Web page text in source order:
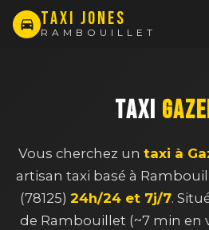
TAXI JONES
RAMBOUILLET
TAXI
Vous cherchez un taxi à
artisan taxi basé à
(78125) 24h/24 et 7j/7.
de Rambouillet (~7 min en